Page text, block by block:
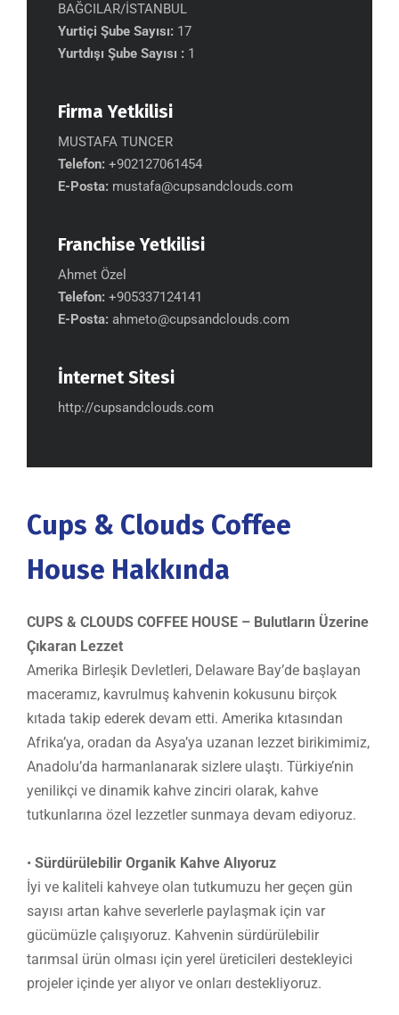
BAĞCILAR/İSTANBUL
Yurtiçi Şube Sayısı: 17
Yurtdışı Şube Sayısı : 1
Firma Yetkilisi
MUSTAFA TUNCER
Telefon: +902127061454
E-Posta: mustafa@cupsandclouds.com
Franchise Yetkilisi
Ahmet Özel
Telefon: +905337124141
E-Posta: ahmeto@cupsandclouds.com
İnternet Sitesi
http://cupsandclouds.com
Cups & Clouds Coffee
House Hakkında
CUPS & CLOUDS COFFEE HOUSE – Bulutların Üzerine
Çıkaran Lezzet
Amerika Birleşik Devletleri, Delaware Bay’de başlayan
maceramız, kavrulmuş kahvenin kokusunu birçok
kıtada takip ederek devam etti. Amerika kıtasından
Afrika’ya, oradan da Asya’ya uzanan lezzet birikimimiz,
Anadolu’da harmanlanarak sizlere ulaştı. Türkiye’nin
yenilikçi ve dinamik kahve zinciri olarak, kahve
tutkunlarına özel lezzetler sunmaya devam ediyoruz.
• Sürdürülebilir Organik Kahve Alıyoruz
İyi ve kaliteli kahveye olan tutkumuzu her geçen gün
sayısı artan kahve severlerle paylaşmak için var
gücümüzle çalışıyoruz. Kahvenin sürdürülebilir
tarımsal ürün olması için yerel üreticileri destekleyici
projeler içinde yer alıyor ve onları destekliyoruz.